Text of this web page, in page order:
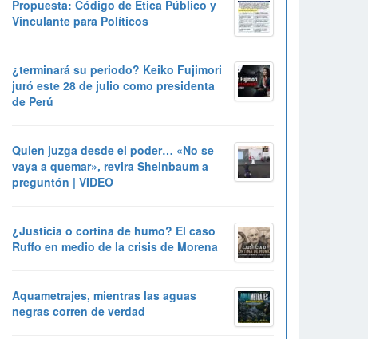
Propuesta: Código de Ética Público y
Vinculante para Políticos
¿terminará su periodo? Keiko Fujimori
juró este 28 de julio como presidenta
de Perú
Quien juzga desde el poder… «No se
vaya a quemar», revira Sheinbaum a
preguntón | VIDEO
¿Justicia o cortina de humo? El caso
Ruffo en medio de la crisis de Morena
Aquametrajes, mientras las aguas
negras corren de verdad